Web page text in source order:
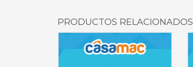
PRODUCTOS RELACIONADOS